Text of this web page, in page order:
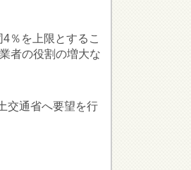
％を上限とするこ
者の役割の増大な
交通省へ要望を行